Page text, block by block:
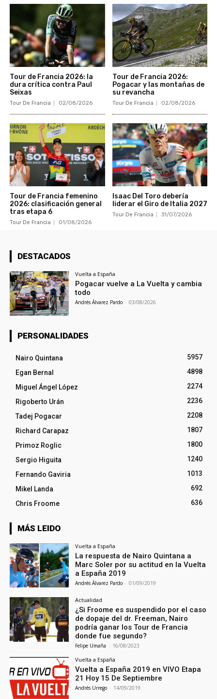
Tour de Francia 2026: la
dura crítica contra Paul
Seixas
Tour De Francia 02/08/2026
Tour de Francia 2026:
Pogacar y las montañas de
su revancha
Tour De Francia 02/08/2026
Tour de Francia femenino
2026: clasificación general
tras etapa 6
Tour De Francia 01/08/2026
Isaac Del Toro debería
liderar el Giro de Italia 2027
Tour De Francia 31/07/2026
DESTACADOS
Vuelta a España
Pogacar vuelve a La Vuelta y cambia
todo
Andrés Álvarez Pardo - 03/08/2026
PERSONALIDADES
Nairo Quintana
5957
Egan Bernal
4898
Miguel Ángel López
2274
Rigoberto Urán
2236
Tadej Pogacar
2208
Richard Carapaz
1807
Primoz Roglic
1800
Sergio Higuita
1240
Fernando Gaviria
1013
Mikel Landa
692
Chris Froome
636
MÁS LEIDO
Vuelta a España
La respuesta de Nairo Quintana a
Marc Soler por su actitud en la Vuelta
a España 2019
Andrés Álvarez Pardo - 01/09/2019
Actualidad
¿Si Froome es suspendido por el caso
de dopaje del dr. Freeman, Nairo
podría ganar los Tour de Francia
donde fue segundo?
Felipe Umaña - 16/08/2023
Vuelta a España
Vuelta a España 2019 en VIVO Etapa
21 Hoy 15 De Septiembre
Andrés Urrego - 14/09/2019